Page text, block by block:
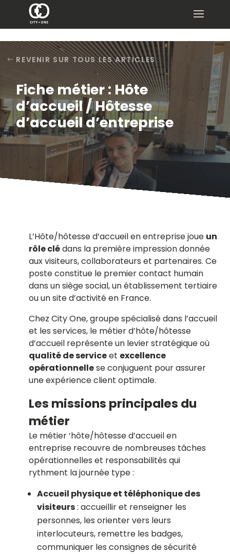
REVENIR SUR TOUS LES ARTICLES
Fiche métier : Hôte
d’accueil / Hôtesse
d’accueil d’entreprise
L’Hôte/hôtesse d’accueil en entreprise joue un
rôle clédans la première impression donnée
aux visiteurs, collaborateurs et partenaires. Ce
poste constitue le premier contact humain
dans un siège social, un établissement tertiaire
ou un site d’activité en France.
Chez City One, groupe spécialisé dans l’accueil
et les services, le métier d’hôte/hôtesse
d’accueil représente un levier stratégique où
qualité de serviceet excellence
opérationnellese conjuguent pour assurer
une expérience client optimale.
Les missions principales du
métier
Le métier ‘hôte/hôtesse d’accueil en
entreprise recouvre de nombreuses tâches
opérationnelles et responsabilités qui
rythment la journée type :
Accueil physique et téléphonique des
visiteurs: accueillir et renseigner les
personnes, les orienter vers leurs
interlocuteurs, remettre les badges,
communiquer les consignes de sécurité